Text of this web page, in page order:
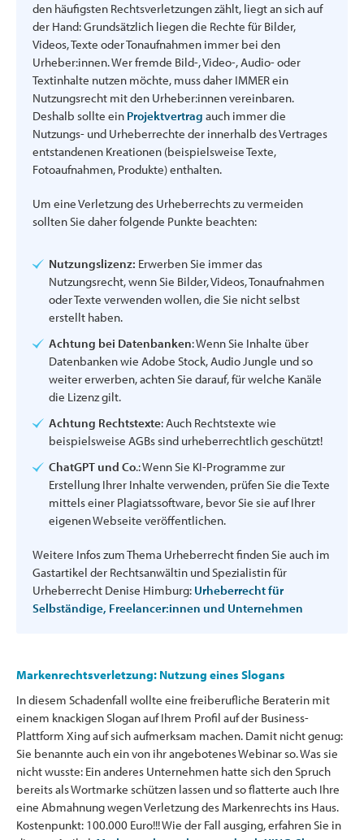
den häufigsten Rechtsverletzungen zählt, liegt an sich auf
der Hand: Grundsätzlich liegen die Rechte für Bilder,
Videos, Texte oder Tonaufnahmen immer bei den
Urheber:innen. Wer fremde Bild-, Video-, Audio- oder
Textinhalte nutzen möchte, muss daher IMMER ein
Nutzungsrecht mit den Urheber:innen vereinbaren.
Deshalb sollte ein Projektvertrag auch immer die
Nutzungs- und Urheberrechte der innerhalb des Vertrages
entstandenen Kreationen (beispielsweise Texte,
Fotoaufnahmen, Produkte) enthalten.
Um eine Verletzung des Urheberrechts zu vermeiden
sollten Sie daher folgende Punkte beachten:
Nutzungslizenz: Erwerben Sie immer das
Nutzungsrecht, wenn Sie Bilder, Videos, Tonaufnahmen
oder Texte verwenden wollen, die Sie nicht selbst
erstellt haben.
Achtung bei Datenbanken: Wenn Sie Inhalte über
Datenbanken wie Adobe Stock, Audio Jungle und so
weiter erwerben, achten Sie darauf, für welche Kanäle
die Lizenz gilt.
Achtung Rechtstexte: Auch Rechtstexte wie
beispielsweise AGBs sind urheberrechtlich geschützt!
ChatGPT und Co.: Wenn Sie KI-Programme zur
Erstellung Ihrer Inhalte verwenden, prüfen Sie die Texte
mittels einer Plagiatssoftware, bevor Sie sie auf Ihrer
eigenen Webseite veröffentlichen.
Weitere Infos zum Thema Urheberrecht finden Sie auch im
Gastartikel der Rechtsanwältin und Spezialistin für
Urheberrecht Denise Himburg: Urheberrecht für
Selbständige, Freelancer:innen und Unternehmen
Markenrechtsverletzung: Nutzung eines Slogans
In diesem Schadenfall wollte eine freiberufliche Beraterin mit
einem knackigen Slogan auf Ihrem Profil auf der Business-
Plattform Xing auf sich aufmerksam machen. Damit nicht genug:
Sie benannte auch ein von ihr angebotenes Webinar so. Was sie
nicht wusste: Ein anderes Unternehmen hatte sich den Spruch
bereits als Wortmarke schützen lassen und so flatterte auch Ihre
eine Abmahnung wegen Verletzung des Markenrechts ins Haus.
Kostenpunkt: 100.000 Euro!!! Wie der Fall ausging, erfahren Sie in